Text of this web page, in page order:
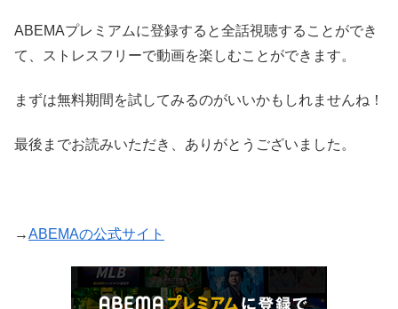
ABEMAプレミアムに登録すると全話視聴することができ
て、ストレスフリーで動画を楽しむことができます。
まずは無料期間を試してみるのがいいかもしれませんね！
最後までお読みいただき、ありがとうございました。
→ABEMAの公式サイト